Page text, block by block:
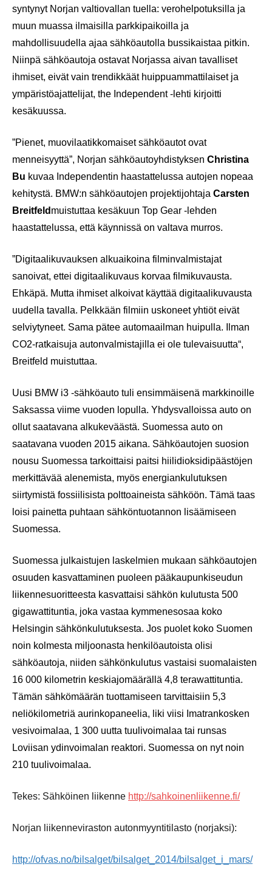
syntynyt Norjan valtiovallan tuella: verohelpotuksilla ja
muun muassa ilmaisilla parkkipaikoilla ja
mahdollisuudella ajaa sähköautolla bussikaistaa pitkin.
Niinpä sähköautoja ostavat Norjassa aivan tavalliset
ihmiset, eivät vain trendikkäät huippuammattilaiset ja
ympäristöajattelijat, the Independent -lehti kirjoitti
kesäkuussa.
”Pienet, muovilaatikkomaiset sähköautot ovat
menneisyyttä”, Norjan sähköautoyhdistyksen Christina
Bu kuvaa Independentin haastattelussa autojen nopeaa
kehitystä. BMW:n sähköautojen projektijohtaja Carsten
Breitfeld muistuttaa kesäkuun Top Gear -lehden
haastattelussa, että käynnissä on valtava murros.
”Digitaalikuvauksen alkuaikoina filminvalmistajat
sanoivat, ettei digitaalikuvaus korvaa filmikuvausta.
Ehkäpä. Mutta ihmiset alkoivat käyttää digitaalikuvausta
uudella tavalla. Pelkkään filmiin uskoneet yhtiöt eivät
selviytyneet. Sama pätee automaailman huipulla. Ilman
CO2-ratkaisuja autonvalmistajilla ei ole tulevaisuutta“,
Breitfeld muistuttaa.
Uusi BMW i3 -sähköauto tuli ensimmäisenä markkinoille
Saksassa viime vuoden lopulla. Yhdysvalloissa auto on
ollut saatavana alkukeväästä. Suomessa auto on
saatavana vuoden 2015 aikana. Sähköautojen suosion
nousu Suomessa tarkoittaisi paitsi hiilidioksidipäästöjen
merkittävää alenemista, myös energiankulutuksen
siirtymistä fossiilisista polttoaineista sähköön. Tämä taas
loisi painetta puhtaan sähköntuotannon lisäämiseen
Suomessa.
Suomessa julkaistujen laskelmien mukaan sähköautojen
osuuden kasvattaminen puoleen pääkaupunkiseudun
liikennesuoritteesta kasvattaisi sähkön kulutusta 500
gigawattituntia, joka vastaa kymmenesosaa koko
Helsingin sähkönkulutuksesta. Jos puolet koko Suomen
noin kolmesta miljoonasta henkilöautoista olisi
sähköautoja, niiden sähkönkulutus vastaisi suomalaisten
16 000 kilometrin keskiajomäärällä 4,8 terawattituntia.
Tämän sähkömäärän tuottamiseen tarvittaisiin 5,3
neliökilometriä aurinkopaneelia, liki viisi Imatrankosken
vesivoimalaa, 1 300 uutta tuulivoimalaa tai runsas
Loviisan ydinvoimalan reaktori. Suomessa on nyt noin
210 tuulivoimalaa.
Tekes: Sähköinen liikenne http://sahkoinenliikenne.fi/
Norjan liikenneviraston autonmyyntitilasto (norjaksi):
http://ofvas.no/bilsalget/bilsalget_2014/bilsalget_i_mars/